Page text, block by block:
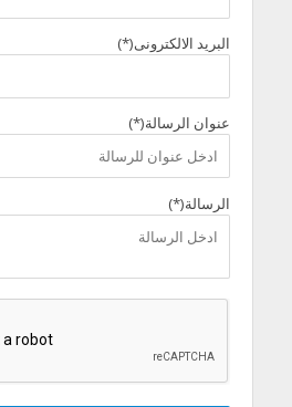
البريد الالكترونى(*)
عنوان الرسالة(*)
الرسالة(*)